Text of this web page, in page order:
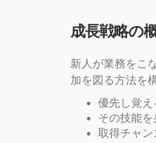
成長戦略の
新人が業務をこ
加を図る方法を
優先し覚
その技能
取得チャ